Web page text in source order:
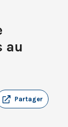
au
Partager